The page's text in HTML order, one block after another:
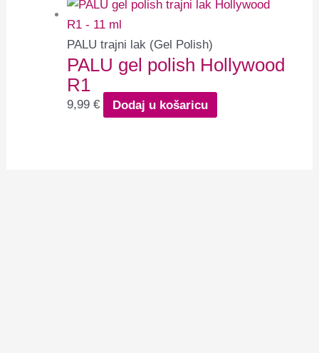
PALU trajni lak (Gel Polish)
PALU gel polish Hollywood
R1
9,99€ Dodaj u košaricu